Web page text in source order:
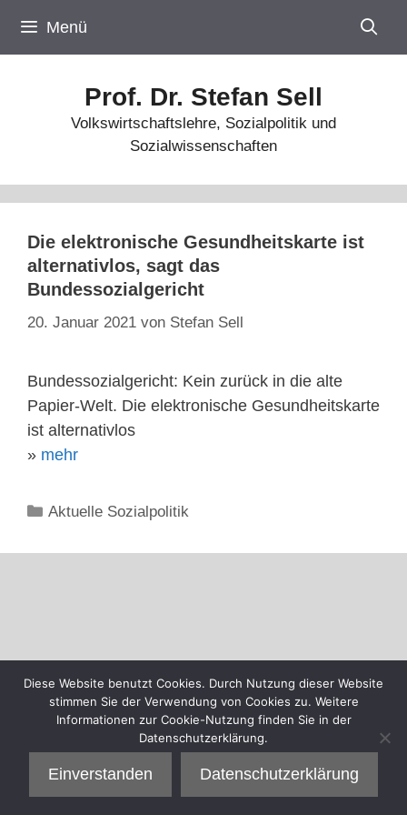
Inhalt
springen
Menü
Prof. Dr. Stefan Sell
Volkswirtschaftslehre, Sozialpolitik und
Sozialwissenschaften
Die elektronische Gesundheitskarte ist
alternativlos, sagt das
Bundessozialgericht
20. Januar 2021 von Stefan Sell
Bundessozialgericht: Kein zurück in die alte
Papier-Welt. Die elektronische Gesundheitskarte
ist alternativlos
» mehr
Kategorien
Aktuelle Sozialpolitik
Diese Website benutzt Cookies. Durch Nutzung dieser Website
stimmen Sie der Verwendung von Cookies zu. Weitere
Informationen zur Cookie-Nutzung finden Sie in der
Datenschutzerklärung.
Einverstanden Datenschutzerklärung